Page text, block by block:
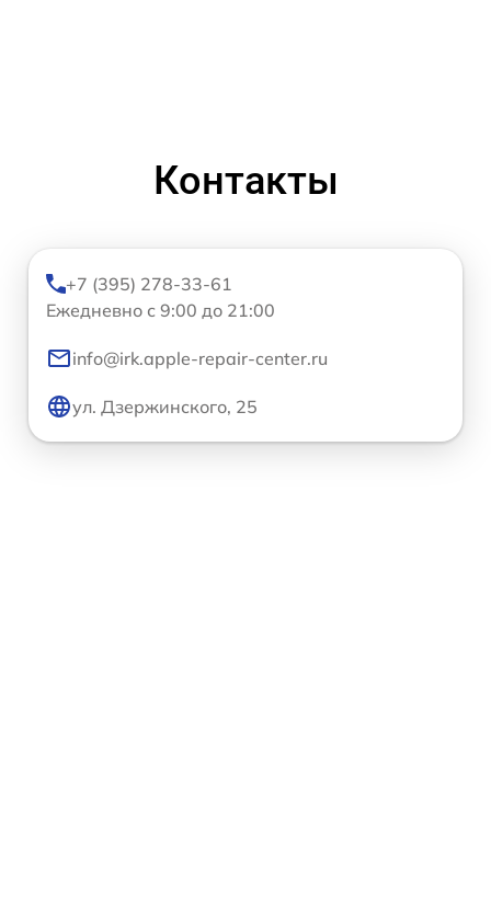
Контакты
+7 (395) 278-33-61
Ежедневно с 9:00 до 21:00
info@irk.apple-repair-center.ru
ул. Дзержинского, 25